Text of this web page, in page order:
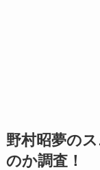
野村昭夢の
のか調査！